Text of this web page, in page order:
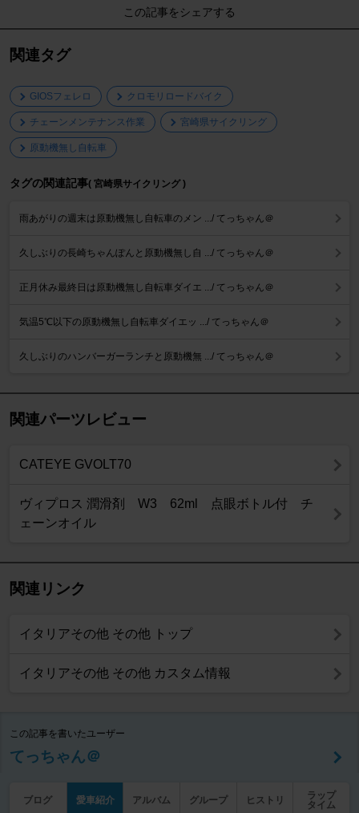
この記事をシェアする
関連タグ
GIOSフェレロ クロモリロードバイク
チェーンメンテナンス作業 宮崎県サイクリング
原動機無し自転車
タグの関連記事( 宮崎県サイクリング )
雨あがりの週末は原動機無し自転車のメン .../ てっちゃん＠
久しぶりの長崎ちゃんぽんと原動機無し自 .../ てっちゃん＠
正月休み最終日は原動機無し自転車ダイエ .../ てっちゃん＠
気温5℃以下の原動機無し自転車ダイエッ .../ てっちゃん＠
久しぶりのハンバーガーランチと原動機無 .../ てっちゃん＠
関連パーツレビュー
CATEYE GVOLT70
ヴィプロス 潤滑剤 W3 62ml 点眼ボトル付 チ
ェーンオイル
関連リンク
イタリアその他 その他 トップ
イタリアその他 その他 カスタム情報
この記事を書いたユーザー
てっちゃん＠
ブログ 愛車紹介 アルバム グループ ヒストリ
ラップ
タイム